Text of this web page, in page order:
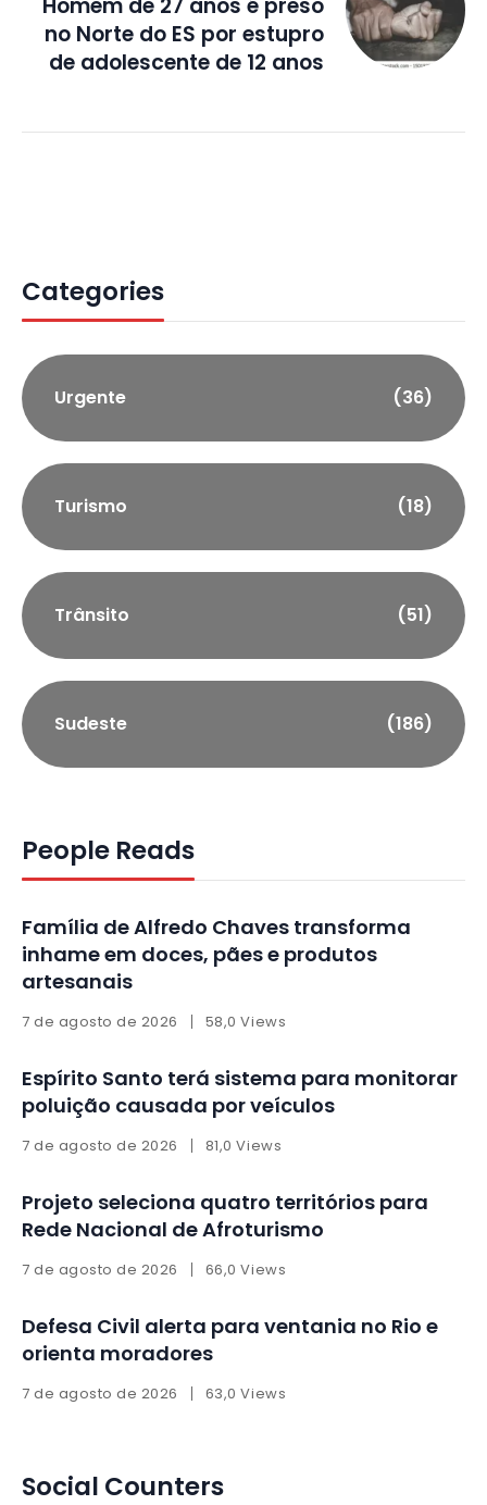
no Norte do ES por estupro
de adolescente de 12 anos
Categories
Urgente (36)
Turismo (18)
Trânsito (51)
Sudeste (186)
People Reads
Família de Alfredo Chaves transforma
inhame em doces, pães e produtos
artesanais
7 de agosto de 2026 58,0 Views
Espírito Santo terá sistema para monitorar
poluição causada por veículos
7 de agosto de 2026 81,0 Views
Projeto seleciona quatro territórios para
Rede Nacional de Afroturismo
7 de agosto de 2026 66,0 Views
Defesa Civil alerta para ventania no Rio e
orienta moradores
7 de agosto de 2026 63,0 Views
Social Counters